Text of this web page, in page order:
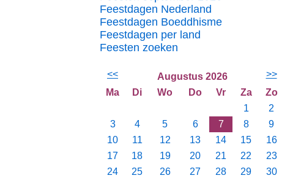
Feestdagen Nederland
Feestdagen Boeddhisme
Feestdagen per land
Feesten zoeken
<< Augustus 2026
>>
Ma
Di Wo Do Vr Za
Zo
1
2
3
4 5 6 7 8
9
10
11 12 13 14 15
16
17
18 19 20 21 22
23
24
25 26 27 28 29
30